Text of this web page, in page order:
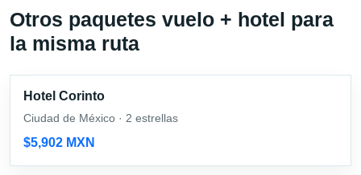
Otros paquetes vuelo + hotel para
la misma ruta
Hotel Corinto
Ciudad de México · 2 estrellas
$5,902 MXN